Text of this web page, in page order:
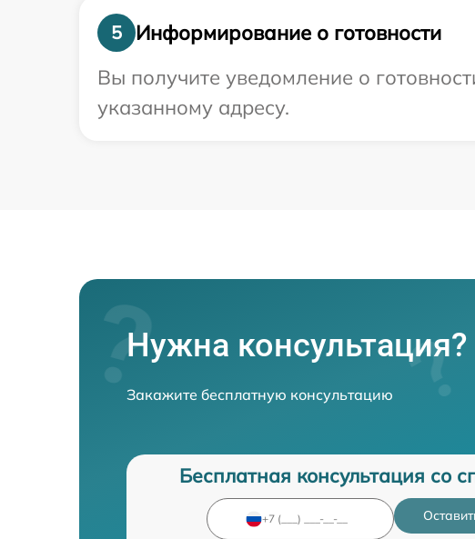
5
Информирование о готовности
Вы получите уведомление о
указанному адресу.
Нужна консультация?
Закажите бесплатную консультацию
Бесплатная консультация со